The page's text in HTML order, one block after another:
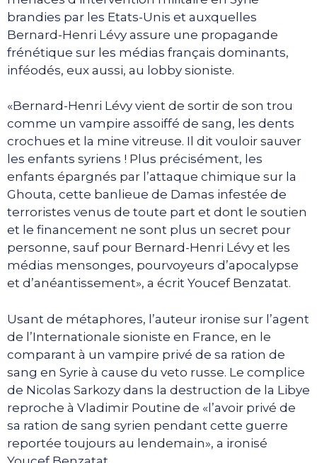
brandies par les Etats-Unis et auxquelles
Bernard-Henri Lévy assure une propagande
frénétique sur les médias français dominants,
inféodés, eux aussi, au lobby sioniste.
«Bernard-Henri Lévy vient de sortir de son trou
comme un vampire assoiffé de sang, les dents
crochues et la mine vitreuse. Il dit vouloir sauver
les enfants syriens ! Plus précisément, les
enfants épargnés par l’attaque chimique sur la
Ghouta, cette banlieue de Damas infestée de
terroristes venus de toute part et dont le soutien
et le financement ne sont plus un secret pour
personne, sauf pour Bernard-Henri Lévy et les
médias mensonges, pourvoyeurs d’apocalypse
et d’anéantissement», a écrit Youcef Benzatat.
Usant de métaphores, l’auteur ironise sur l’agent
de l’Internationale sioniste en France, en le
comparant à un vampire privé de sa ration de
sang en Syrie à cause du veto russe. Le complice
de Nicolas Sarkozy dans la destruction de la Libye
reproche à Vladimir Poutine de «l’avoir privé de
sa ration de sang syrien pendant cette guerre
reportée toujours au lendemain», a ironisé